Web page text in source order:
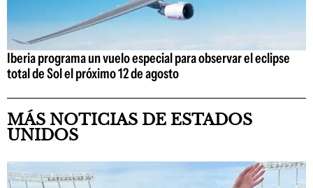
Iberia programa un vuelo especial para observar el eclipse
total de Sol el próximo 12 de agosto
MÁS NOTICIAS DE ESTADOS
UNIDOS